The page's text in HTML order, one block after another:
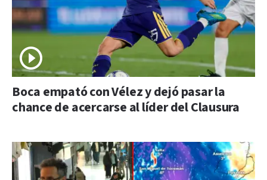
Boca empató con Vélez y dejó pasar la
chance de acercarse al líder del Clausura